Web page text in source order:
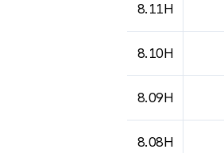
8.11H
8.10H
8.09H
8.08H